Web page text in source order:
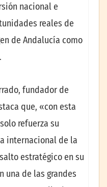
nacional e
reales de
de Andalucía como
fundador de
que, «con esta
refuerza su
internacional de la
estratégico en su
una de las grandes